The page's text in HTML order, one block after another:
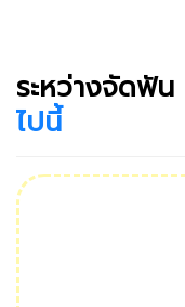
ระหว่างจัดฟัน
ไปนี้